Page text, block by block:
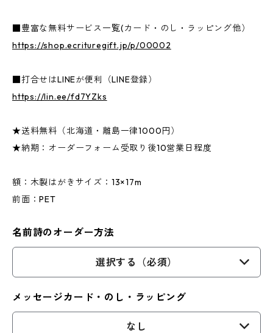
■豊富な無料サービス一覧(カード・のし・ラッピング他）
https://shop.ecrituregift.jp/p/00002
■打合せはLINEが便利（LINE登録）
https://lin.ee/fd7YZks
★送料無料（北海道・離島一律1000円）
★納期：オーダーフォーム受取り後10営業日程度
額：木製はがきサイズ：13×17m
前面：PET
名前詩のオーダー方法
選択する（必須）
メッセージカード・のし・ラッピング
なし